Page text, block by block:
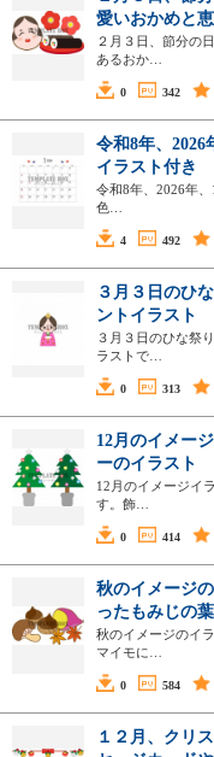
愛いおかめと
２月３日、節分の
あるおか…
0 342
令和8年、2026
イラスト付き
令和8年、2026年
色…
4 492
３月３日のひ
ントイラスト
３月３日のひな祭
ラストで…
0 313
12月のイメー
ーのイラスト
12月のイメージイ
す。飾…
0 414
秋のイメージ
ったもみじの葉
秋のイメージのイ
マイモに…
0 584
１２月、クリ